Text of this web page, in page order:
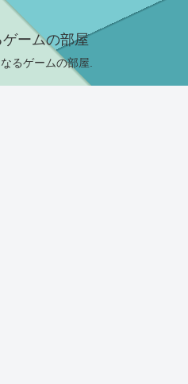
ームの部屋
るゲームの部屋.